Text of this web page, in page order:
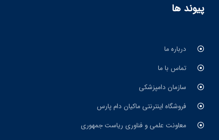
پیوند ها
درباره ما
تماس با ما
سازمان دامپزشکی
فروشگاه اینترنتی ماکیان دام پارس
معاونت علمی و فناوری ریاست جمهوری